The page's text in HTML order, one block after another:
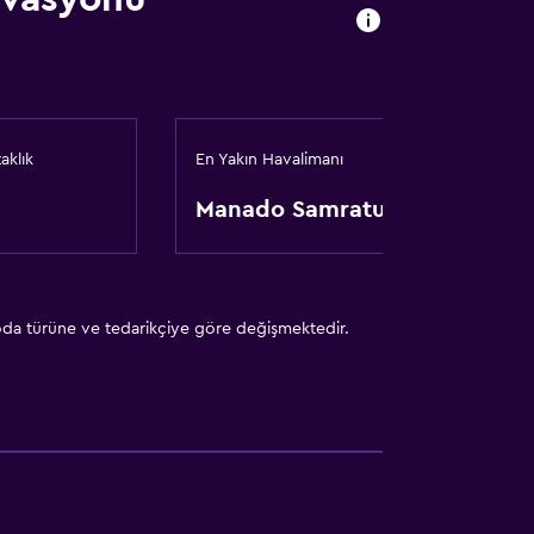
En Yakın Havalimanı
Manado Samratulangi
türüne ve tedarikçiye göre değişmektedir.